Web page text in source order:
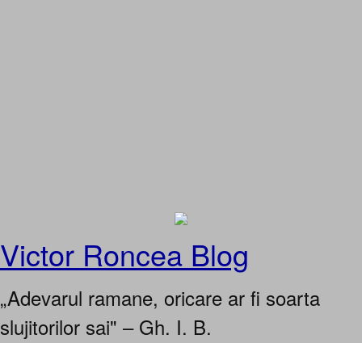
Victor Roncea Blog
„Adevarul ramane, oricare ar fi soarta
slujitorilor sai" – Gh. I. B.